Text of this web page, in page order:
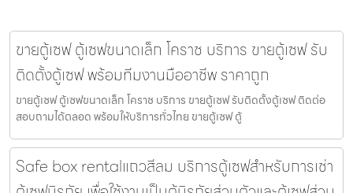
ขายตู้เซฟ ตู้เซฟขนาดเล็ก โคราช บริการ ขายตู้เซฟ รับ
ติดตั้งตู้เซฟ พร้อมทีมงานมืออาชีพ ราคาถูก
ขายตู้เซฟ ตู้เซฟขนาดเล็ก โคราช บริการ ขายตู้เซฟ รับติดตั้งตู้เซฟ ติดต่อ
สอบถามได้ตลอด พร้อมให้บริการทั่วไทย ขายตู้เซฟ ตู้
Safe box rentalแถวสีลม บริการตู้เซฟสำหรับการเช่า